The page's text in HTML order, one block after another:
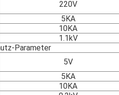
220V
5KA
10KA
1.1kV
Parameter
5V
5KA
10KA